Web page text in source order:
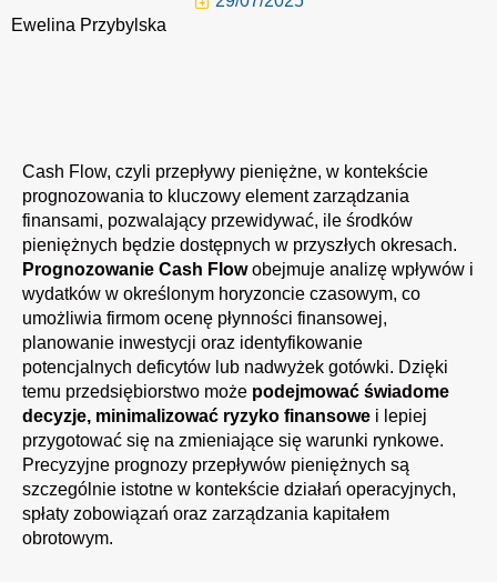
Ewelina Przybylska
Cash Flow, czyli przepływy pieniężne, w kontekście
prognozowania to kluczowy element zarządzania
finansami, pozwalający przewidywać, ile środków
pieniężnych będzie dostępnych w przyszłych okresach.
Prognozowanie Cash Flowobejmuje analizę wpływów i
wydatków w określonym horyzoncie czasowym, co
umożliwia firmom ocenę płynności finansowej,
planowanie inwestycji oraz identyfikowanie
potencjalnych deficytów lub nadwyżek gotówki. Dzięki
temu przedsiębiorstwo może podejmować świadome
decyzje, minimalizować ryzyko finansowe i lepiej
przygotować się na zmieniające się warunki rynkowe.
Precyzyjne prognozy przepływów pieniężnych są
szczególnie istotne w kontekście działań operacyjnych,
spłaty zobowiązań oraz zarządzania kapitałem
obrotowym.